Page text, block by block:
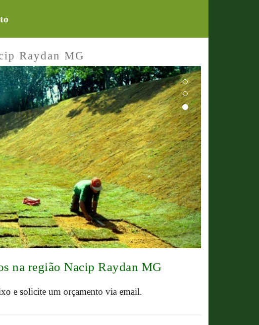
Raydan MG
Next
na região Nacip Raydan MG
e solicite um orçamento via email.